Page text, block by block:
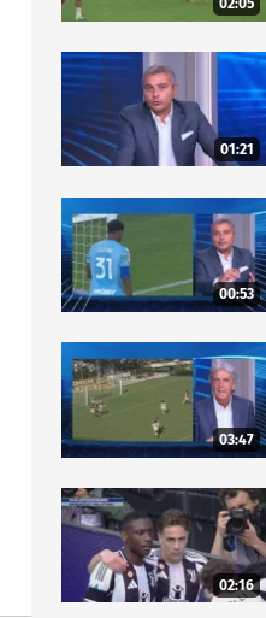
02:05
01:21
00:53
03:47
02:16